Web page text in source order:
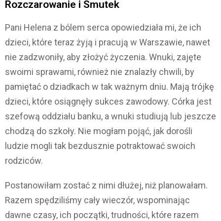
Rozczarowanie i Smutek
Pani Helena z bólem serca opowiedziała mi, że ich
dzieci, które teraz żyją i pracują w Warszawie, nawet
nie zadzwoniły, aby złożyć życzenia. Wnuki, zajęte
swoimi sprawami, również nie znalazły chwili, by
pamiętać o dziadkach w tak ważnym dniu. Mają trójkę
dzieci, które osiągnęły sukces zawodowy. Córka jest
szefową oddziału banku, a wnuki studiują lub jeszcze
chodzą do szkoły. Nie mogłam pojąć, jak dorośli
ludzie mogli tak bezdusznie potraktować swoich
rodziców.
Postanowiłam zostać z nimi dłużej, niż planowałam.
Razem spędziliśmy cały wieczór, wspominając
dawne czasy, ich początki, trudności, które razem